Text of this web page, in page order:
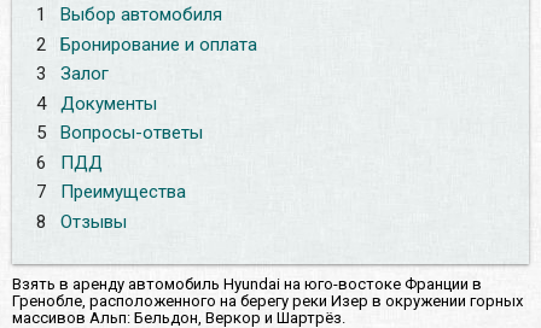
1
Выбор автомобиля
2
Бронирование и оплата
3
Залог
4
Документы
5
Вопросы-ответы
6
ПДД
7
Преимущества
8
Отзывы
Взять в аренду автомобиль Hyundai на юго-востоке Франции в
Гренобле, расположенного на берегу реки Изер в окружении горных
массивов Альп: Бельдон, Веркор и Шартрёз.